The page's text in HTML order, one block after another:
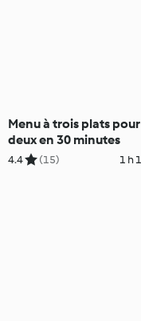
Menu à trois plats pour
deux en 30 minutes
4.4 (15) 1 h